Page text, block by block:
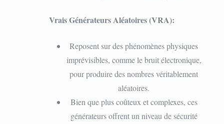
Vrais Générateurs Aléatoires (VRA):
Reposent sur des phénomènes physiques
imprévisibles, comme le bruit électronique,
pour produire des nombres véritablement
aléatoires.
Bien que plus coûteux et complexes, ces
générateurs offrent un niveau de sécurité